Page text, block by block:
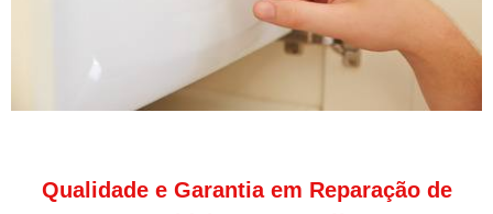
Qualidade e Garantia em Reparação de